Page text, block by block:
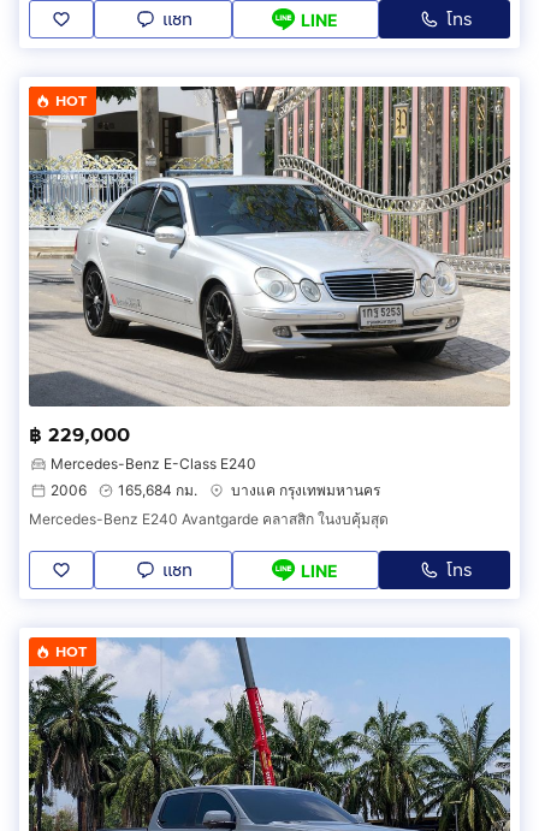
แชท LINE โทร
HOT
฿ 229,000
Mercedes-Benz E-Class E240
2006
165,684 กม.
บางแค กรุงเทพมหานคร
Mercedes-Benz E240 Avantgarde คลาสสิก ในงบคุ้มสุด
แชท LINE โทร
HOT